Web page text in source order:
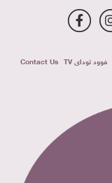
فوود توداى TV
Contact Us